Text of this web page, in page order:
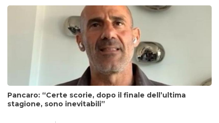
Pancaro: “Certe scorie, dopo il finale dell’ultima
stagione, sono inevitabili”